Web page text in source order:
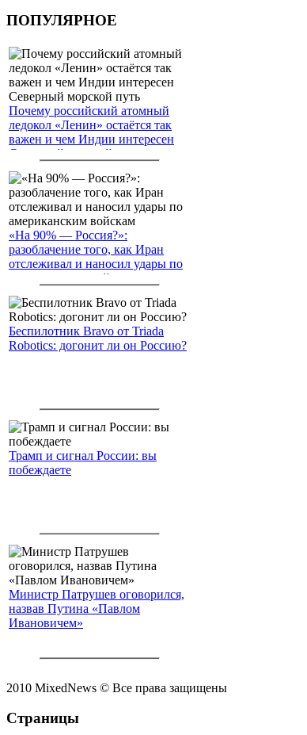
ПОПУЛЯРНОЕ
Почему российский атомный
ледокол «Ленин» остаётся так
важен и чем Индии интересен
Северный морской путь
«На 90% — Россия?»:
разоблачение того, как Иран
отслеживал и наносил удары по
американским войскам
Беспилотник Bravo от Triada
Robotics: догонит ли он Россию?
Трамп и сигнал России: вы
побеждаете
Министр Патрушев оговорился,
назвав Путина «Павлом
Ивановичем»
2010 MixedNews © Все права защищены
Страницы